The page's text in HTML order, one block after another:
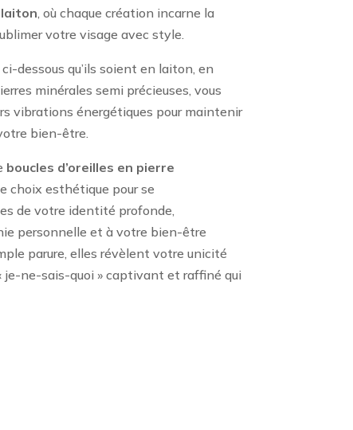
, où chaque création incarne la
votre visage avec style.
dessous qu’ils soient en laiton, en
minérales semi précieuses, vous
vibrations énergétiques pour maintenir
bien-être.
boucles d’oreilles en pierre
choix esthétique pour se
de votre identité profonde,
personnelle et à votre bien-être
parure, elles révèlent votre unicité
je-ne-sais-quoi » captivant et raffiné qui